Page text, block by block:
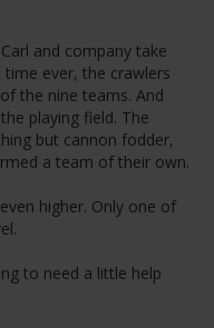
and company take
ever, the crawlers
the nine teams. And
playing field. The
but cannon fodder,
a team of their own.
higher. Only one of
to need a little help